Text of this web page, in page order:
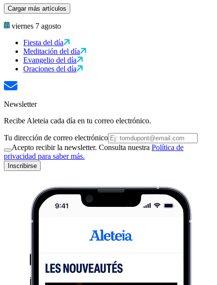
Cargar más artículos
viernes 7 agosto
Fiesta del día
Meditación del día
Evangelio del día
Oraciones del día
Newsletter
Recibe Aleteia cada día en tu correo electrónico.
Tu dirección de correo electrónico
Acepto recibir la newsletter. Consulta nuestra Política de
privacidad para saber más.
Inscribirse